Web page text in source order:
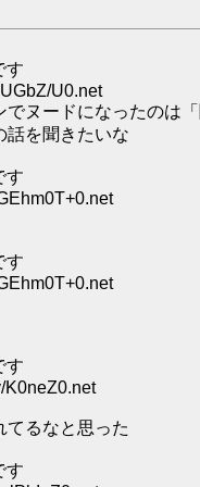
す
U0.net
でヌードになったのは
話を聞きたいな
す
す
す
K0neZ0.net
てるなと思った
す